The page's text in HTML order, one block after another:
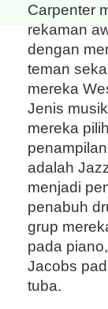
Carpenter
rekaman
dengan
teman
mereka
Jenis
mereka
adalah
menjadi
penabuh
grup
pada
Jacobs
tuba.